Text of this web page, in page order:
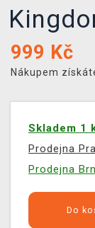
999 Kč
Nákupem
Skladem 1
Prodejna
Prodejna
Do